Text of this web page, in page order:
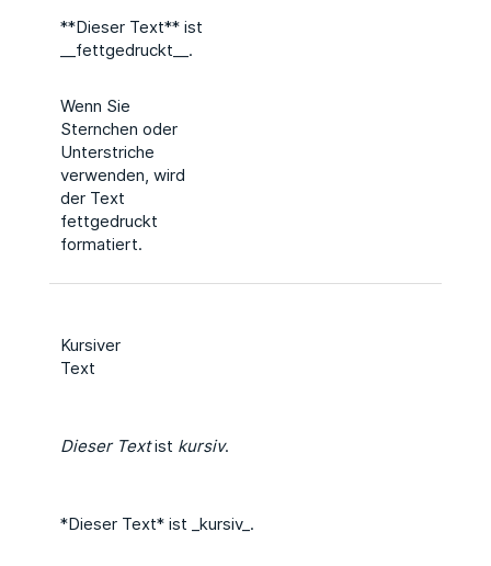
**Dieser Text** ist
__fettgedruckt__.
Wenn Sie
Sternchen oder
Unterstriche
verwenden, wird
der Text
fettgedruckt
formatiert.
Kursiver
Text
Dieser Textist kursiv.
*Dieser Text* ist _kursiv_.